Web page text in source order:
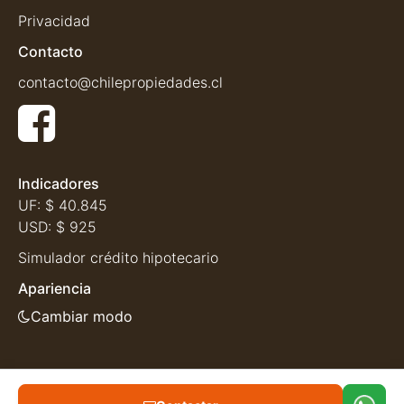
Privacidad
Contacto
contacto@chilepropiedades.cl
Indicadores
UF: $ 40.845
USD: $ 925
Simulador crédito hipotecario
Apariencia
Cambiar modo